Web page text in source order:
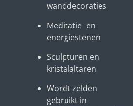
wanddecoraties
Meditatie- en
energiestenen
Sculpturen en
kristalaltaren
Wordt zelden
gebruikt in